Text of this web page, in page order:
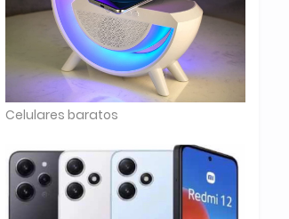
Celulares baratos